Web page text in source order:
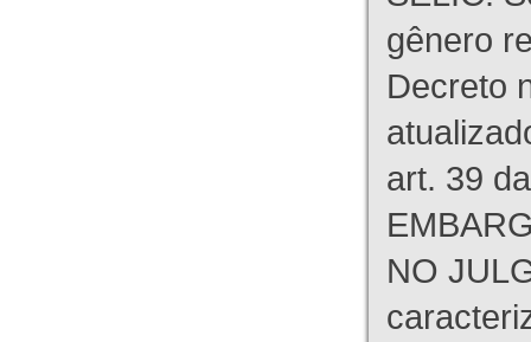
gênero
Decreto
art. 39
NO